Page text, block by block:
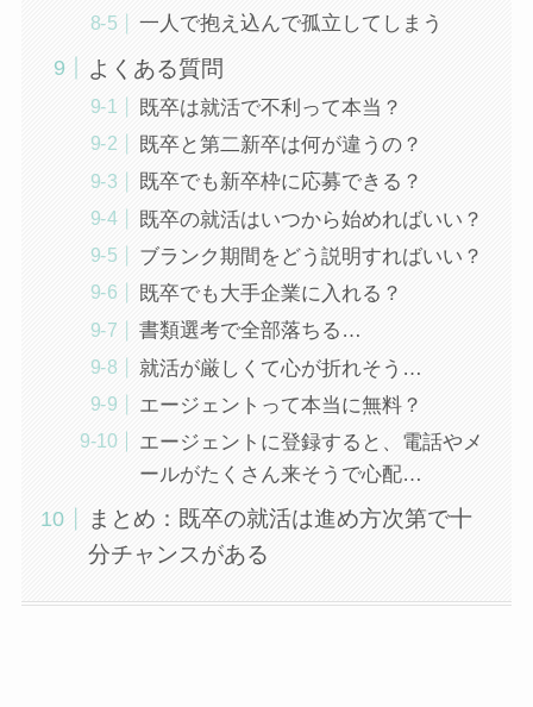
一人で抱え込んで孤立してしまう
よくある質問
既卒は就活で不利って本当？
既卒と第二新卒は何が違うの？
既卒でも新卒枠に応募できる？
既卒の就活はいつから始めればいい？
ブランク期間をどう説明すればいい？
既卒でも大手企業に入れる？
書類選考で全部落ちる…
就活が厳しくて心が折れそう…
エージェントって本当に無料？
エージェントに登録すると、電話やメ
ールがたくさん来そうで心配…
まとめ：既卒の就活は進め方次第で十
分チャンスがある